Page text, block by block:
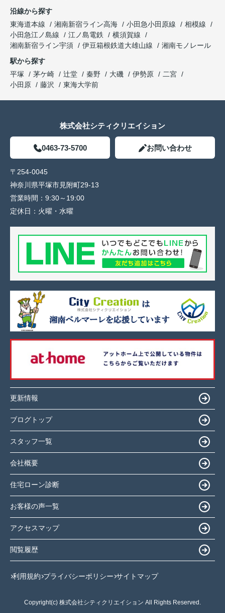
沿線から探す
東海道本線
湘南新宿ライン高海 小田急小田原線
相模線
小田急江ノ島線
江ノ島電鉄
横須賀線
湘南新宿ライン宇須
伊豆箱根鉄道大雄山線
湘南モノレール
駅から探す
平塚
茅ケ崎 辻堂 秦野 大磯 伊勢原
二宮
小田原
藤沢 東海大学前
株式会社シティクリエイション
0463-73-5700 お問い合わせ
〒254-0045
神奈川県平塚市見附町29-13
営業時間： 9:30～19:00
定休日： 火曜・水曜
更新情報
ブログトップ
スタッフ一覧
会社概要
住宅ローン診断
お客様の声一覧
アクセスマップ
閲覧履歴
利用規約 プライバシーポリシー サイトマップ
Copyright(c) 株式会社シティクリエイション All Rights Reserved.